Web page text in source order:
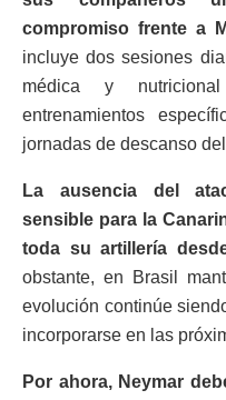
compromiso frente a
incluye dos sesiones
médica y
entrenamientos
jornadas de descanso
La ausencia del
sensible para la
toda su artillería
obstante, en Brasil
evolución continúe
incorporarse en las
Por ahora, Neymar